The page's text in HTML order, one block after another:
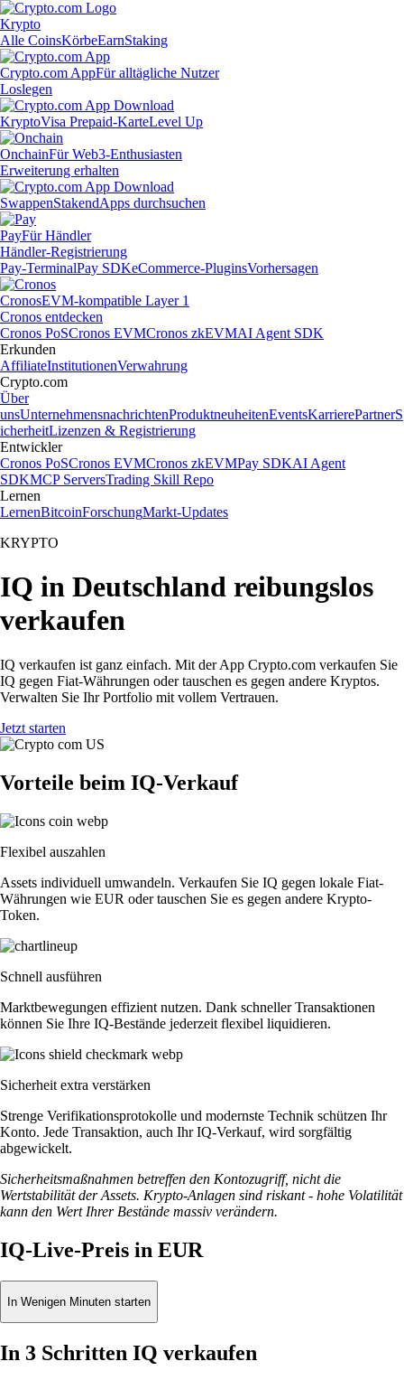
Krypto
Alle CoinsKörbeEarnStaking
Crypto.com AppFür alltägliche Nutzer
Loslegen
KryptoVisa Prepaid-KarteLevel Up
OnchainFür Web3-Enthusiasten
Erweiterung erhalten
SwappenStakendApps durchsuchen
PayFür Händler
Händler-Registrierung
Pay-TerminalPay SDKeCommerce-PluginsVorhersagen
CronosEVM-kompatible Layer 1
Cronos entdecken
Cronos PoSCronos EVMCronos zkEVMAI Agent SDK
Erkunden
AffiliateInstitutionenVerwahrung
Crypto.com
Über
unsUnternehmensnachrichtenProduktneuheitenEventsKarrierePartnerS
icherheitLizenzen & Registrierung
Entwickler
Cronos PoSCronos EVMCronos zkEVMPay SDKAI Agent
SDKMCP ServersTrading Skill Repo
Lernen
LernenBitcoinForschungMarkt-Updates
KRYPTO
IQ in Deutschland reibungslos
verkaufen
IQ verkaufen ist ganz einfach. Mit der App Crypto.com verkaufen Sie
IQ gegen Fiat-Währungen oder tauschen es gegen andere Kryptos.
Verwalten Sie Ihr Portfolio mit vollem Vertrauen.
Jetzt starten
Vorteile beim IQ-Verkauf
Flexibel auszahlen
Assets individuell umwandeln. Verkaufen Sie IQ gegen lokale Fiat-
Währungen wie EUR oder tauschen Sie es gegen andere Krypto-
Token.
Schnell ausführen
Marktbewegungen effizient nutzen. Dank schneller Transaktionen
können Sie Ihre IQ-Bestände jederzeit flexibel liquidieren.
Sicherheit extra verstärken
Strenge Verifikationsprotokolle und modernste Technik schützen Ihr
Konto. Jede Transaktion, auch Ihr IQ-Verkauf, wird sorgfältig
abgewickelt.
Sicherheitsmaßnahmen betreffen den Kontozugriff, nicht die
Wertstabilität der Assets. Krypto-Anlagen sind riskant - hohe Volatilität
kann den Wert Ihrer Bestände massiv verändern.
IQ-Live-Preis in EUR
In Wenigen Minuten starten
In 3 Schritten IQ verkaufen